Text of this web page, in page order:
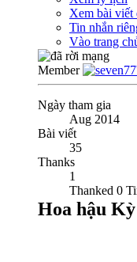
Xem bài viết
Tin nhắn
Vào trang
Member
Ngày tham gia
Aug 2014
Bài viết
35
Thanks
1
Thanked 0
Hoa hậu